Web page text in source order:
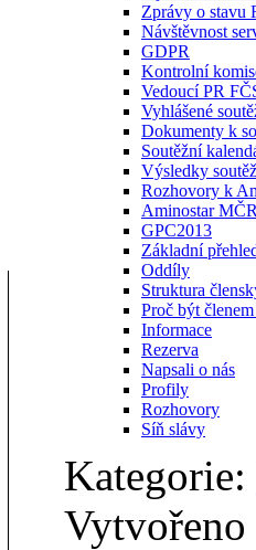
Zprávy o stavu
Návštěvnost
GDPR
Kontrolní
Vedoucí PR
Vyhlášené
Dokumenty k
Soutěžní
Výsledky
Rozhovory k
Aminostar
GPC2013
Základní
Oddíly
Struktura
Proč být
Informace
Rezerva
Napsali o nás
Profily
Rozhovory
Síň slávy
Kategorie:
Vytvořeno